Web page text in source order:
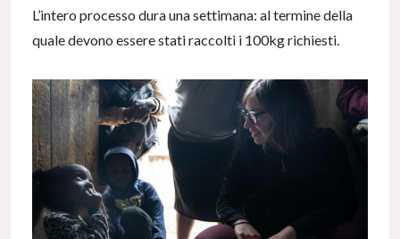
L’intero processo dura una settimana: al termine della
quale devono essere stati raccolti i 100kg richiesti.